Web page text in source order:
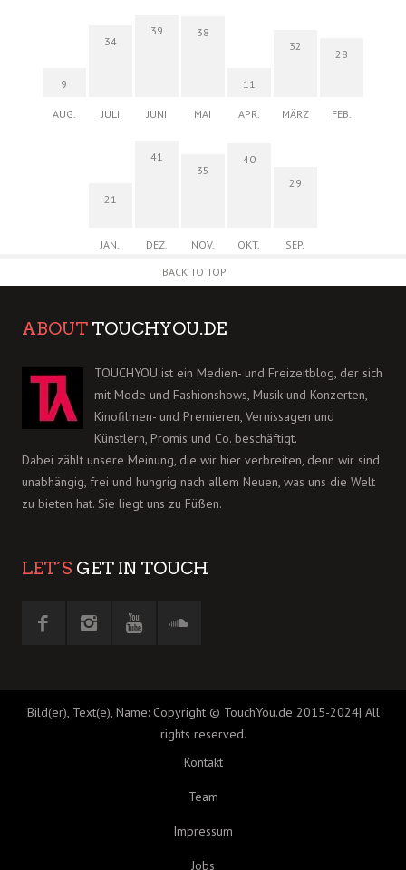
9
AUG.
34
JULI
39
JUNI
38
MAI
11
APR.
32
MÄRZ
28
FEB.
21
JAN.
41
DEZ.
35
NOV.
40
OKT.
29
SEP.
BACK TO TOP
ABOUT TOUCHYOU.DE
TOUCHYOU ist ein Medien- und Freizeitblog, der sich
mit Mode und Fashionshows, Musik und Konzerten,
Kinofilmen- und Premieren, Vernissagen und
Künstlern, Promis und Co. beschäftigt.
Dabei zählt unsere Meinung, die wir hier verbreiten, denn wir sind
unabhängig, frei und hungrig nach allem Neuen, was uns die Welt
zu bieten hat. Sie liegt uns zu Füßen.
LET´S GET IN TOUCH
Bild(er), Text(e), Name: Copyright © TouchYou.de 2015-2024| All
rights reserved.
Kontakt
Team
Impressum
Jobs